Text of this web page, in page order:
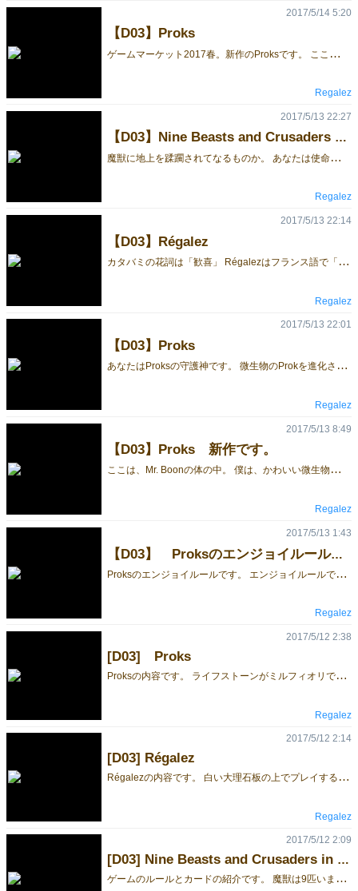
【D03】Proks
ゲ
ームマーケット2017春。新作のProksです。 ここは、Mr. Boonの体の中。 僕は、かわいい微生物：Prok達の守護神です。 大変、他にもいっぱい守護神が・・・。 負けないように僕のProk達を育てなくっちゃ。 進化させたり、増やしたり、卵を産ませたり。 わーっ、Mr. Boonが抗生剤を注射しちゃった。 僕のProk達が弱っていくー。神様助けてー。 あっ、僕が神様だった。 運と勘とちょっとの知恵で生き残れ！ かわいいガラスの花、ミルフィオリも楽しんでください。
2017/5/14 5:20
Regalez
【D03】Nine Beasts and Crusaders in Moosingal
魔
獣に地上を蹂躙されてなるものか。 あなたは使命に燃えて立ち上がった騎士団の一人です。 皆で力を合わせて魔獣を倒そう！ しかしその影では戦いの後の人間達の覇権争いが渦巻いていました。 「最も恐ろしい魔獣」 ロンドン動物園の鏡の下にはそう書いてあります。 貴方は本当は魔獣なのでは・・・ トランプに機能を追加する。 Trumplusシリーズ第一弾 「Moosingalの9匹の魔獣と天空の騎士団」をお楽しみください。
2017/5/13 22:27
Regalez
【D03】Régalez
カ
タバミの花詞は「歓喜」 Régalezはフランス語で「楽しむ」という意味です。 そのコンポーネントのかわいさには定評があります。 ゲームをしながらアートする。アートゲームのRégalezの美しさをお楽しみ下さい。
2017/5/13 22:14
Regalez
【D03】Proks
あ
なたはProksの守護神です。 微生物のProkを進化させたり、増殖させたり卵を産ませたりして育てます。 抗生物質を注射されるとProkが死んでしまうことがあります。 上手く勘を働かせて、Proksを生き残らせましょう。 Prokはライフストーンを3つ持っています。 ライフストーンはガラスの花、ミルフィオリで出来ています。 かわいいミルフィオリを楽しんでください。 エンジョイルールは坊主めくりの進化形。お子さんとと一緒に楽しめます。 アブストラクトルールは真剣勝負。しかも、5人まで一緒にプレイ出来ます。 アートゲーム第二弾、Proksをお楽しみ下さい。
2017/5/13 22:01
Regalez
【D03】Proks 新作です。
こ
こは、Mr. Boonの体の中。 僕は、かわいい微生物：Prok達の守護神です。 大変、他にもいっぱい守護神が・・・。 負けないように僕のProk達を育てなくっちゃ。 進化させたり、増やしたり、卵を産ませたり。 わーっ、Mr. Boonが抗生剤を注射しちゃった。 僕のProk達が弱っていくー。神様助けてー。 あっ、僕が神様だった。 運と勘とちょっとの知恵で生き残れ！ アートゲームシリーズ第二弾 微生物の生と死のダイナミズムを再現！ かわいいガラスの花・ミルフィオリの世界を！
2017/5/13 8:49
Regalez
【D03】 Proksのエンジョイルールです。
P
roksのエンジョイルールです。 エンジョイルールで楽しんだ後はアブストラクトルールでもお楽しみください。
2017/5/13 1:43
Regalez
[D03] Proks
P
roksの内容です。 ライフストーンがミルフィオリで出来ています。 かわいい絵柄も楽しんでください。
2017/5/12 2:38
Regalez
[D03] Régalez
R
égalezの内容です。 白い大理石板の上でプレイすると最高です！ 美しいパターンの変化をお楽しみください。
2017/5/12 2:14
Regalez
[D03] Nine Beasts and Crusaders in Moosingal
ゲ
ームのルールとカードの紹介です。 魔獣は9匹います。 騎士団になって皆で戦いましょう。 でも、最後は個人得点が多い人が勝ちです。 協力して魔獣に勝つか、仲間を裏切るか、究極の選択をお楽しみください。
2017/5/12 2:09